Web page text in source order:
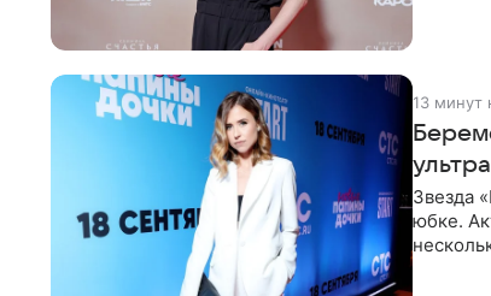
13 минут
Звезда
юбке.